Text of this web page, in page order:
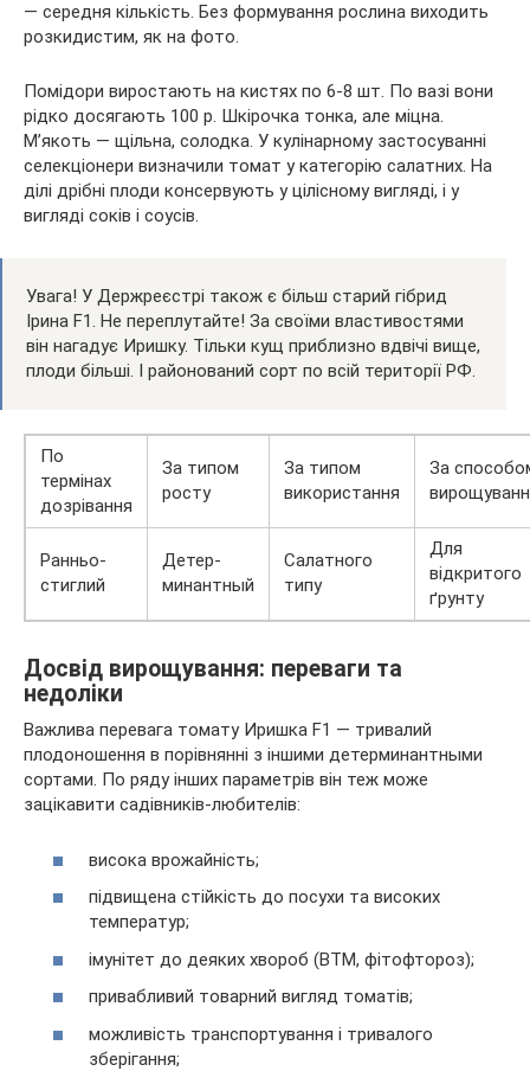
— середня кількість. Без формування рослина виходить
розкидистим, як на фото.
Помідори виростають на кистях по 6-8 шт. По вазі вони
рідко досягають 100 р. Шкірочка тонка, але міцна.
М’якоть — щільна, солодка. У кулінарному застосуванні
селекціонери визначили томат у категорію салатних. На
ділі дрібні плоди консервують у цілісному вигляді, і у
вигляді соків і соусів.
Увага! У Держреєстрі також є більш старий гібрид
Ірина F1. Не переплутайте! За своїми властивостями
він нагадує Иришку. Тільки кущ приблизно вдвічі вище,
плоди більші. І районований сорт по всій території РФ.
По
термінах
дозрівання
За типом
росту
За типом
використання
За
Ранньо-
стиглий
Детер-
минантный
Салатного
типу
Для
відкритого
ґрунту
Досвід вирощування: переваги та
недоліки
Важлива перевага томату Иришка F1 — тривалий
плодоношення в порівнянні з іншими детерминантными
сортами. По ряду інших параметрів він теж може
зацікавити садівників-любителів:
висока врожайність;
підвищена стійкість до посухи та високих
температур;
імунітет до деяких хвороб (ВТМ, фітофтороз);
привабливий товарний вигляд томатів;
можливість транспортування і тривалого
зберігання;